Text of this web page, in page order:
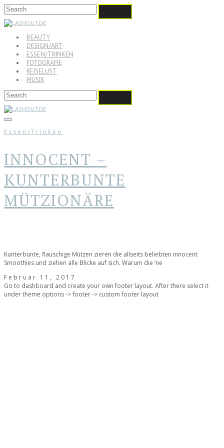
BEAUTY
DESIGN/ART
ESSEN/TRINKEN
FOTOGRAFIE
REISELUST
MUSIK
Essen/Trinken
INNOCENT –
KUNTERBUNTE
MÜTZIONÄRE
Kunterbunte, flauschige Mützen zieren die allseits beliebten innocent
Smoothies und ziehen alle Blicke auf sich. Warum die ’ne
Februar 11, 2017
Go to dashboard and create your own footer layout. After there select it
under theme options -> footer -> custom footer layout